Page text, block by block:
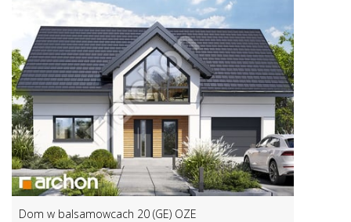
Dom w balsamowcach 20 (GE) OZE